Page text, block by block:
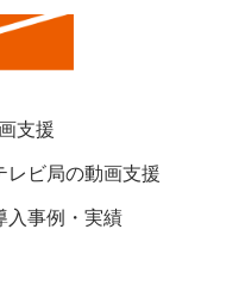
支援
レビ局の動画支援
入事例・実績